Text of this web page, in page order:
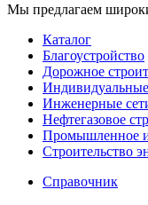
Мы предлагаем
Каталог
Благоустройство
Дорожное
Инженерные
Нефтегазовое
Промышленное и
Строительство
Справочник